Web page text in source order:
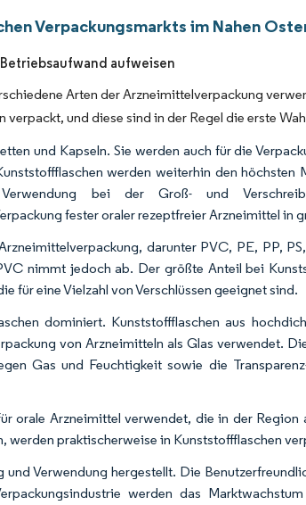
Verpackungsmarkts im Nahen
aufweisen
Arten der Arzneimittelverpackung
und diese sind in der Regel die erste
und Kapseln. Sie werden auch für die
werden weiterhin den höchsten
bei der Groß- und
fester oraler rezeptfreier Arzneimittel in
darunter PVC, PE, PP,
nimmt jedoch ab. Der größte Anteil bei
für eine Vielzahl von Verschlüssen geeignet sind.
dominiert. Kunststoffflaschen aus
von Arzneimitteln als Glas verwendet.
Gas und Feuchtigkeit sowie die
orale Arzneimittel verwendet, die in der Region
praktischerweise in Kunststoffflaschen
Verwendung hergestellt. Die
werden das